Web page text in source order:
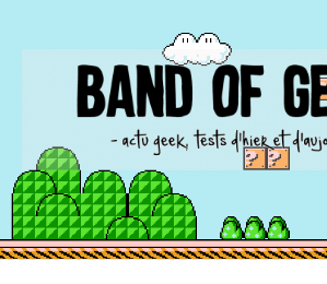
BAND OF
Actu Geek d'hier et d'aujourd'hui